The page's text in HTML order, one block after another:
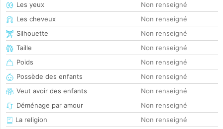
Les yeux
Non renseigné
Les cheveux
Non renseigné
Silhouette
Non renseigné
Taille
Non renseigné
Poids
Non renseigné
Possède des enfants
Non renseigné
Veut avoir des enfants
Non renseigné
Déménage par amour
Non renseigné
La religion
Non renseigné